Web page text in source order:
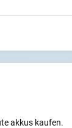
akkus kaufen.